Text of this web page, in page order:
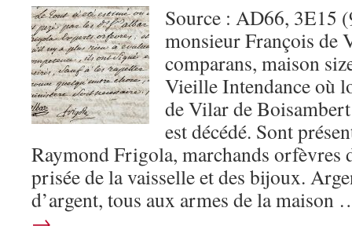
Source : AD66, 3E15
monsieur François de
comparans, maison
Vieille Intendance où
de Vilar de
est décédé. Sont
Raymond Frigola, marchands orfèvres
prisée de la vaisselle et des bijoux.
d’argent, tous aux armes de la